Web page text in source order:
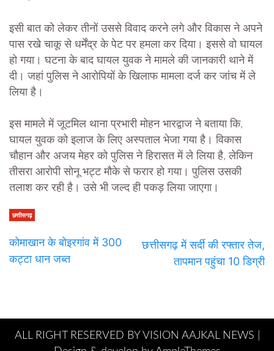
इसी बात को लेकर तीनों उससे विवाद करने लगे और विकास ने अपने
पास रखे चाकू से धर्मेंद्र के पेट पर हमला कर दिया। इससे वो घायल
हो गया। घटना के बाद घायल युवक ने मामले की जानकारी थाने में
दी। जहां पुलिस ने आरोपियों के खिलाफ मामला दर्ज कर जांच में ले
लिया है।
इस मामले में जूटमिल थाना प्रभारी मोहन भारद्वाज ने बताया कि,
घायल युवक को इलाज के लिए अस्पताल भेजा गया है। विकास
चौहान और अजय मेहर को पुलिस ने हिरासत में ले लिया है, लेकिन
तीसरा आरोपी सोनू भट्ट मौके से फरार हो गया। पुलिस उसकी
तलाश कर रही है। उसे भी जल्द ही पकड़ लिया जाएगा।
छत्तीसगढ़
कोमाखान के बोइरगांव में 300
कट्टा धान जब्त
छत्तीसगढ़ में सर्दी की रफ्तार तेज,
तापमान पहुंचा 10 डिग्री
ALL RIGHT RESERVED BY VISION AAJKAL NEWS |